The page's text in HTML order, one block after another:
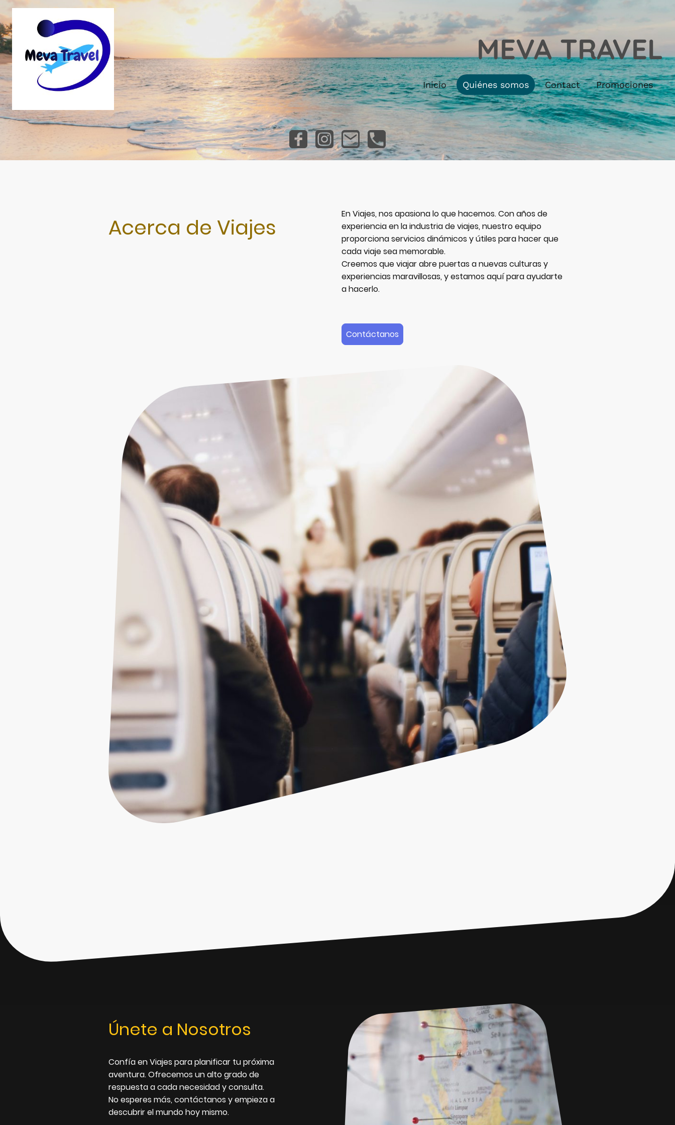
MEVA TRAVEL
Inicio Quiénes somos Contact Promociones
Acerca de Viajes
En Viajes, nos apasiona lo que hacemos. Con años de
experiencia en la industria de viajes, nuestro equipo
proporciona servicios dinámicos y útiles para hacer que
cada viaje sea memorable.
Creemos que viajar abre puertas a nuevas culturas y
experiencias maravillosas, y estamos aquí para ayudarte
a hacerlo.
Contáctanos
Únete a Nosotros
Confía en Viajes para planificar tu próxima
aventura. Ofrecemos un alto grado de
respuesta a cada necesidad y consulta.
No esperes más, contáctanos y empieza a
descubrir el mundo hoy mismo.